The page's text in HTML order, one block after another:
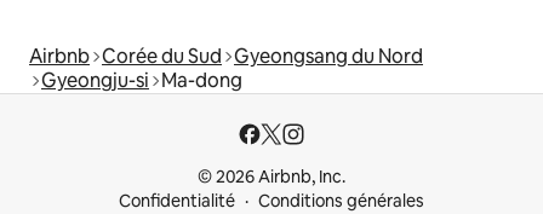
Airbnb Corée du Sud Gyeongsang du Nord
Gyeongju-si Ma-dong
© 2026 Airbnb, Inc.
Confidentialité
Conditions générales